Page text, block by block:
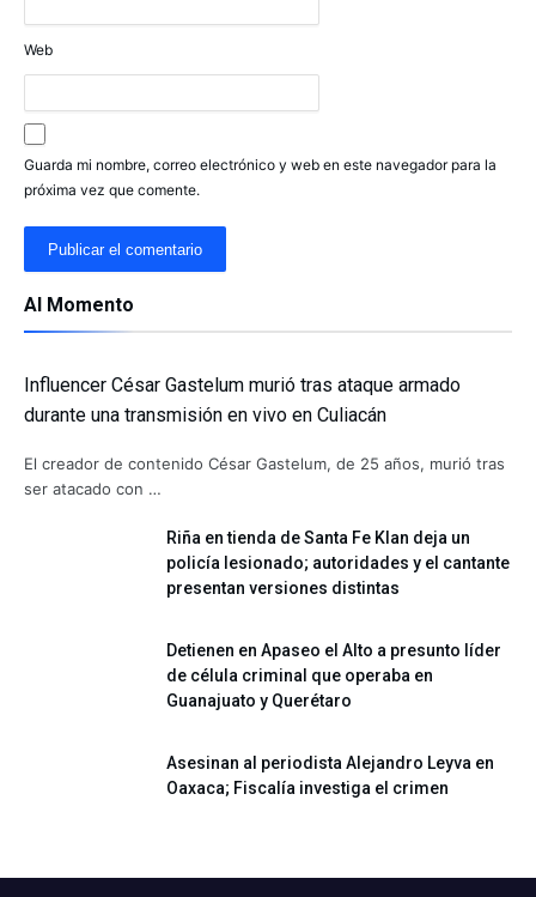
Web
Guarda mi nombre, correo electrónico y web en este navegador para la
próxima vez que comente.
Al Momento
Influencer César Gastelum murió tras ataque armado
durante una transmisión en vivo en Culiacán
El creador de contenido César Gastelum, de 25 años, murió tras
ser atacado con …
Riña en tienda de Santa Fe Klan deja un
policía lesionado; autoridades y el cantante
presentan versiones distintas
Detienen en Apaseo el Alto a presunto líder
de célula criminal que operaba en
Guanajuato y Querétaro
Asesinan al periodista Alejandro Leyva en
Oaxaca; Fiscalía investiga el crimen